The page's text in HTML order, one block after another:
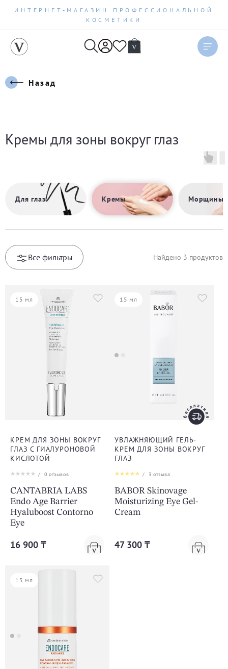
ИНТЕРНЕТ-МАГАЗИН ПРОФЕССИОНАЛЬНОЙ
КОСМЕТИКИ
Назад
Кремы для зоны вокруг глаз
Для глаз Кремы Морщины
Все фильтры Найдено 3 продуктов
15 мл
КРЕМ ДЛЯ ЗОНЫ ВОКРУГ
ГЛАЗ С ГИАЛУРОНОВОЙ
КИСЛОТОЙ
/ 0 отзывов
CANTABRIA LABS
Endo Age Barrier
Hyaluboost Contorno
Eye
16 900 ₸
15 мл
УВЛАЖНЯЮЩИЙ ГЕЛЬ-
КРЕМ ДЛЯ ЗОНЫ ВОКРУГ
ГЛАЗ
/ 3 отзыва
BABOR Skinovage
Moisturizing Eye Gel-
Cream
47 300 ₸
15 мл